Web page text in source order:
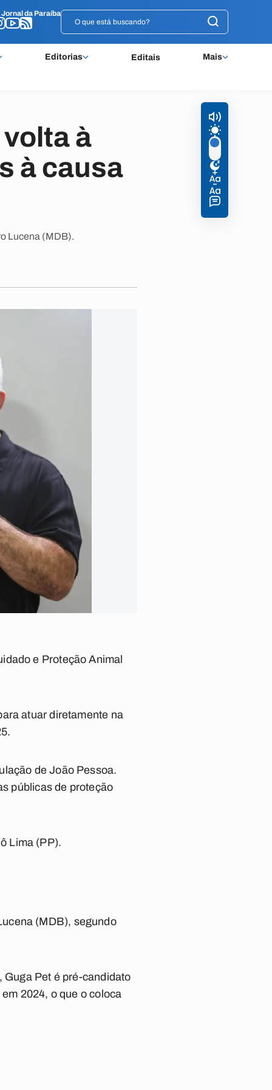
Jornal da Paraíba
Editorias Editais Mais
Jornal da Paraíba
à
à causa
Lucena (MDB).
e Proteção Animal
atuar diretamente na
de João Pessoa.
públicas de proteção
Lima (PP).
(MDB), segundo
Guga Pet é pré-candidato
2024, o que o coloca